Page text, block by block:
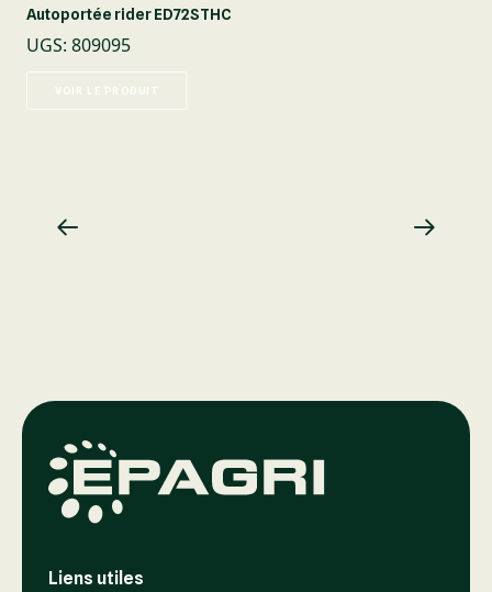
Autoportée rider ED72STHC
UGS: 809095
VOIR LE PRODUIT
Liens utiles